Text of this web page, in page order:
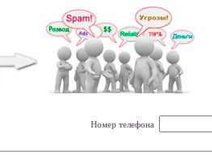
Номер телефона